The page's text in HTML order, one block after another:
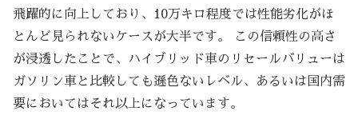
飛躍的に向上しており、10万キロ程度では性能劣化がほ
とんど見られないケースが大半です。 この信頼性の高さ
が浸透したことで、ハイブリッド車のリセールバリューは
ガソリン車と比較しても遜色ないレベル、あるいは国内需
要においてはそれ以上になっています。